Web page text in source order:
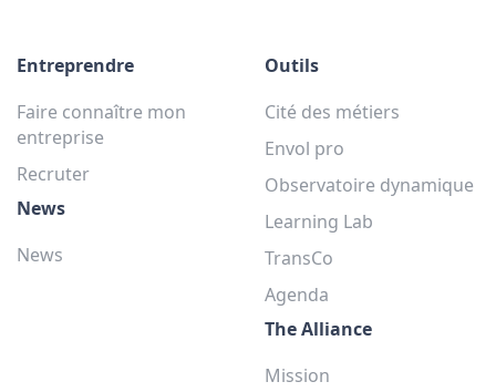
Entreprendre
Faire connaître mon
entreprise
Recruter
News
News
Outils
Cité des métiers
Envol pro
Observatoire dynamique
Learning Lab
TransCo
Agenda
The Alliance
Mission